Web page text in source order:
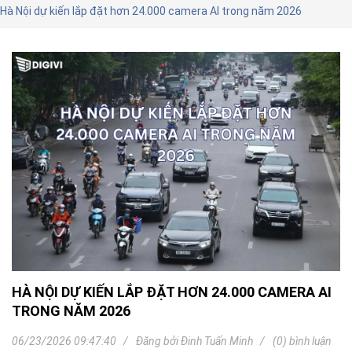
Hà Nội dự kiến lắp đặt hơn 24.000 camera AI trong năm 2026
HÀ NỘI DỰ KIẾN LẮP ĐẶT HƠN 24.000 CAMERA AI
TRONG NĂM 2026
06/23/2026 09:47:40 Đăng bởiĐinh Tuấn Minh (0) bình luận